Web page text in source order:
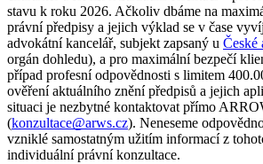
stavu k roku 2026. Ačkoliv dbáme na
právní předpisy a jejich výklad se v čase
advokátní kancelář, subjekt zapsaný u České
orgán dohledu), a pro maximální bezpečí
případ profesní odpovědnosti s limitem
ověření aktuálního znění předpisů a jejich
situaci je nezbytné kontaktovat přímo
(konzultace@arws.cz). Neneseme
vzniklé samostatným užitím informací z
individuální právní konzultace.